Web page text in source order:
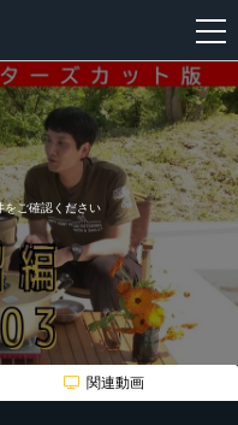
新
規
登
録
をご確認ください
関連動画